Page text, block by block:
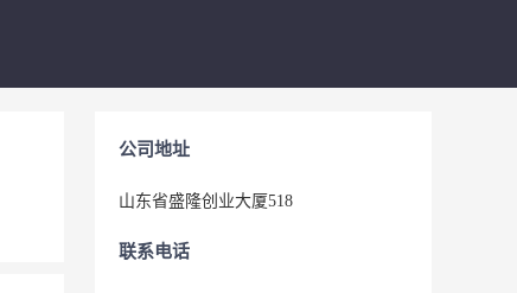
公司地址
山东省盛隆创业大厦518
联系电话